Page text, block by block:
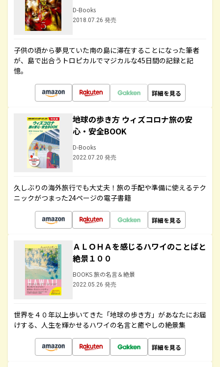
D-Books
2018.07.26 発売
子供の頃から夢見ていた南の島に滞在することになった筆者
が、島で出合うトロピカルでマジカルな45日間の記録と記
憶。
詳細を見る
地球の歩き方 ウィズコロナ旅の安
心・安全BOOK
D-Books
2022.07.20 発売
久しぶりの海外旅行でも大丈夫！旅の手配や準備に使えるテク
ニックがつまった24ページの電子書籍
詳細を見る
ＡＬＯＨＡを感じるハワイのことばと
絶景１００
BOOKS 旅の名言＆絶景
2022.05.26 発売
世界を４０年以上歩いてきた「地球の歩き方」があなたにお届
けする、人生を輝かせるハワイの名言と癒やしの絶景集
詳細を見る